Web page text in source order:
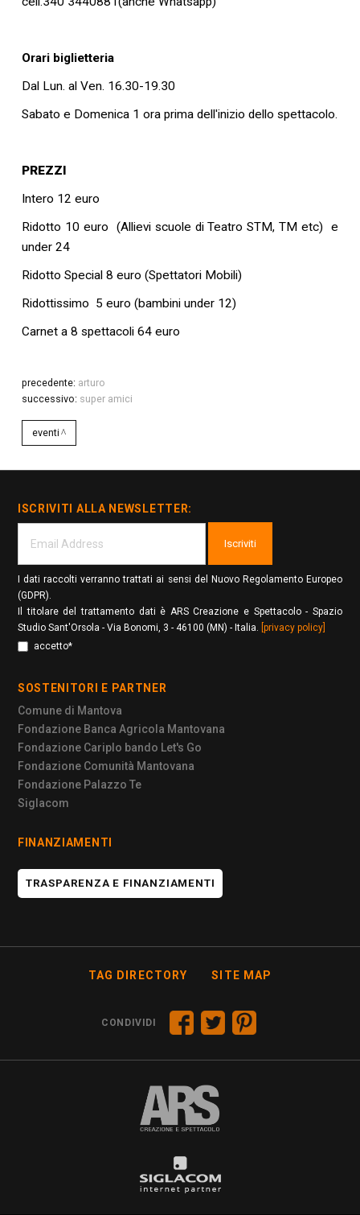
Orari biglietteria
Dal Lun. al Ven. 16.30-19.30
Sabato e Domenica 1 ora prima dell'inizio dello spettacolo.
PREZZI
Intero 12 euro
Ridotto 10 euro (Allievi scuole di Teatro STM, TM etc) e
under 24
Ridotto Special 8 euro (Spettatori Mobili)
Ridottissimo 5 euro (bambini under 12)
Carnet a 8 spettacoli 64 euro
precedente: arturo
successivo: super amici
eventi
ISCRIVITI ALLA NEWSLETTER:
Iscriviti
I dati raccolti verranno trattati ai sensi del Nuovo Regolamento Europeo
(GDPR).
Il titolare del trattamento dati è ARS Creazione e Spettacolo - Spazio
Studio Sant'Orsola - Via Bonomi, 3 - 46100 (MN) - Italia. [privacy policy]
accetto*
SOSTENITORI E PARTNER
Comune di Mantova
Fondazione Banca Agricola Mantovana
Fondazione Cariplo bando Let's Go
Fondazione Comunità Mantovana
Fondazione Palazzo Te
Siglacom
FINANZIAMENTI
TRASPARENZA E FINANZIAMENTI
TAG DIRECTORY SITE MAP
CONDIVIDI